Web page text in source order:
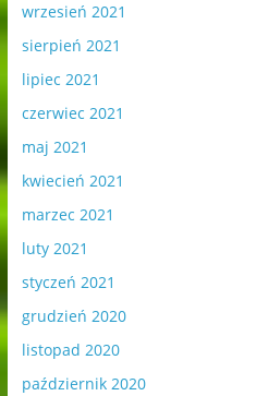
wrzesień 2021
sierpień 2021
lipiec 2021
czerwiec 2021
maj 2021
kwiecień 2021
marzec 2021
luty 2021
styczeń 2021
grudzień 2020
listopad 2020
październik 2020